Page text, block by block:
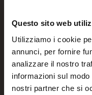
Questo sito web
Utilizziamo i cookie
annunci, per fornire
analizzare il nostro
informazioni sul
nostri partner che si
Seat/
Sofa side